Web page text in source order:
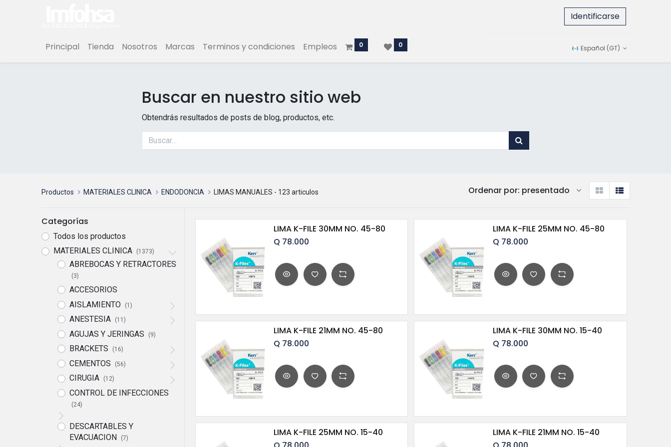
Identificarse
Principal Tienda Nosotros Marcas Terminos y condiciones Empleos 0 0 Español (GT)
Buscar en nuestro sitio web
Obtendrás resultados de posts de blog, productos, etc.
Productos MATERIALES CLINICA ENDODONCIA LIMAS MANUALES - 123 articulos Ordenar por: presentado
Categorías
Todos los productos
MATERIALES CLINICA
(1373)
ABREBOCAS Y RETRACTORES
(3)
ACCESORIOS
AISLAMIENTO
(1)
ANESTESIA (11)
AGUJAS Y JERINGAS (9)
BRACKETS (16)
CEMENTOS (56)
CIRUGIA (12)
CONTROL DE INFECCIONES
(24)
DESCARTABLES Y
EVACUACION
(7)
LIMA K-FILE 30MM NO. 45-80
Q 78.000
LIMA K-FILE 25MM NO. 45-80
Q 78.000
LIMA K-FILE 21MM NO. 45-80
Q 78.000
LIMA K-FILE 30MM NO. 15-40
Q 78.000
LIMA K-FILE 25MM NO. 15-40
LIMA K-FILE 21MM NO. 15-40